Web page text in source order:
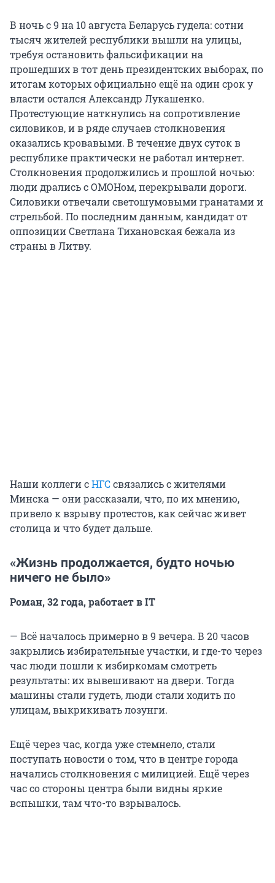
В ночь с 9 на 10 августа Беларусь гудела: сотни
тысяч жителей республики вышли на улицы,
требуя остановить фальсификации на
прошедших в тот день президентских выборах, по
итогам которых официально ещё на один срок у
власти остался Александр Лукашенко.
Протестующие наткнулись на сопротивление
силовиков, и в ряде случаев столкновения
оказались кровавыми. В течение двух суток в
республике практически не работал интернет.
Столкновения продолжились и прошлой ночью:
люди дрались с ОМОНом, перекрывали дороги.
Силовики отвечали светошумовыми гранатами и
стрельбой. По последним данным, кандидат от
оппозиции Светлана Тихановская бежала из
страны в Литву.
Наши коллеги сНГСсвязались с жителями
Минска — они рассказали, что, по их мнению,
привело к взрыву протестов, как сейчас живет
столица и что будет дальше.
«Жизнь продолжается, будто ночью
ничего не было»
Роман, 32 года, работает в IT
— Всё началось примерно в 9 вечера. В 20 часов
закрылись избирательные участки, и где-то через
час люди пошли к избиркомам смотреть
результаты: их вывешивают на двери. Тогда
машины стали гудеть, люди стали ходить по
улицам, выкрикивать лозунги.
Ещё через час, когда уже стемнело, стали
поступать новости о том, что в центре города
начались столкновения с милицией. Ещё через
час со стороны центра были видны яркие
вспышки, там что-то взрывалось.